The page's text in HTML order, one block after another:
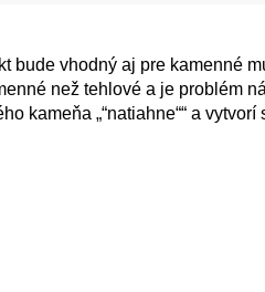
bude vhodný aj pre kamenné
než tehlové a je problém
kameňa „“natiahne““ a